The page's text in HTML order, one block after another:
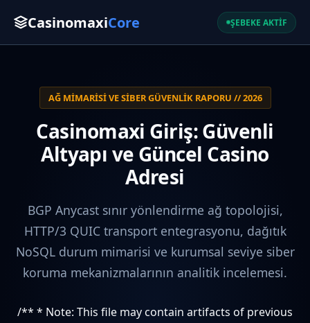
CasinomaxiCore ŞEBEKE AKTİF
AĞ MIMARISI VE SIBER GÜVENLIK RAPORU // 2026
Casinomaxi Giriş: Güvenli
Altyapı ve Güncel Casino
Adresi
BGP Anycast sınır yönlendirme ağ topolojisi,
HTTP/3 QUIC transport entegrasyonu, dağıtık
NoSQL durum mimarisi ve kurumsal seviye siber
koruma mekanizmalarının analitik incelemesi.
/** * Note: This file may contain artifacts of previous